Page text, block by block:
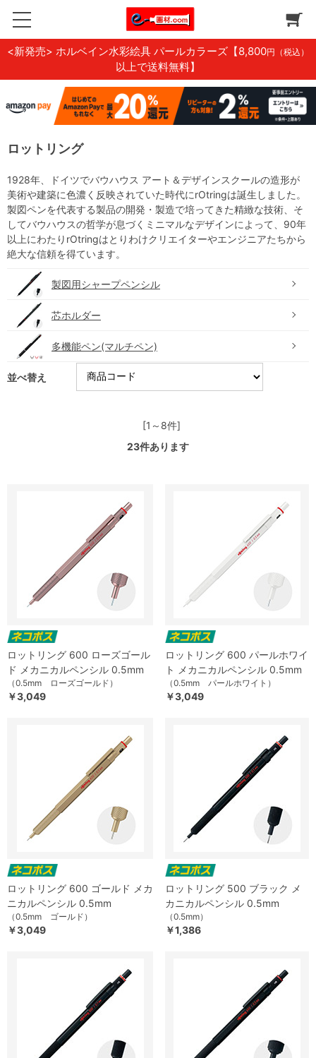
<新発売> ホルベイン水彩絵具 パールカラーズ 【8,800円（税込）
以上で送料無料】
ロットリング
1928年、ドイツでバウハウス アート＆デザインスクールの造形が
美術や建築に色濃く反映されていた時代にrOtringは誕生しました。
製図ペンを代表する製品の開発・製造で培ってきた精緻な技術、そ
してバウハウスの哲学が息づくミニマルなデザインによって、90年
以上にわたりrOtringはとりわけクリエイターやエンジニアたちから
絶大な信頼を得ています。
製図用シャープペンシル
芯ホルダー
多機能ペン(マルチペン)
並べ替え
[1～8件]
23件あります
ロットリング 600 ローズゴール
ド メカニカルペンシル 0.5mm
（0.5mm ローズゴールド）
￥3,049
ロットリング 600 パールホワイ
ト メカニカルペンシル 0.5mm
（0.5mm パールホワイト）
￥3,049
ロットリング 600 ゴールド メカ
ニカルペンシル 0.5mm
（0.5mm ゴールド）
￥3,049
ロットリング 500 ブラック メ
カニカルペンシル 0.5mm
（0.5mm）
￥1,386